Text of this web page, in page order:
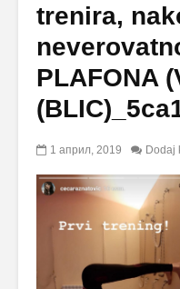
trenira,
PLAFONA
1 април, 2019 Dodaj